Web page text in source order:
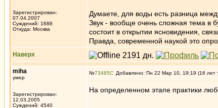
Зарегистрирован:
07.04.2007
Суждений: 1688
Откуда: Москва
Думаете, для воды есть разница
Звук - вообще очень сложная тема в
состоит в открытии ясновидения,
Правда, современной наукой это
Наверх
miha
умер
Зарегистрирован:
12.03.2005
Суждений: 4540
№73485 Добавлено: Пн 22 Мар 10, 19:19 (16 лет
На определенном этапе практики